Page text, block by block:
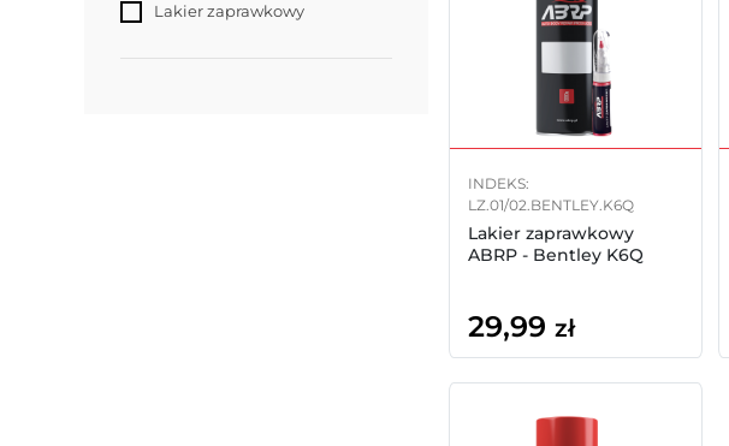
Lakier zaprawkowy
INDEKS:
LZ.01/02.BENTLEY.K6Q
Lakier zaprawkowy
ABRP - Bentley K6Q
29,99 zł